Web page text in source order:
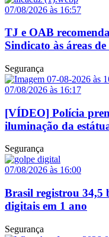
07/08/2026 às 16:57
TJ e OAB
Sindicato às áreas
Segurança
07/08/2026 às 16:17
[VÍDEO] Polícia
iluminação da
Segurança
07/08/2026 às 16:00
Brasil registrou 34,5
digitais em 1 ano
Segurança